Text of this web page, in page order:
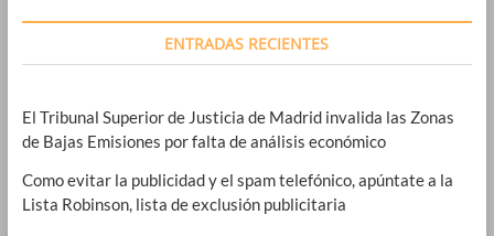
ENTRADAS RECIENTES
El Tribunal Superior de Justicia de Madrid invalida las Zonas
de Bajas Emisiones por falta de análisis económico
Como evitar la publicidad y el spam telefónico, apúntate a la
Lista Robinson, lista de exclusión publicitaria